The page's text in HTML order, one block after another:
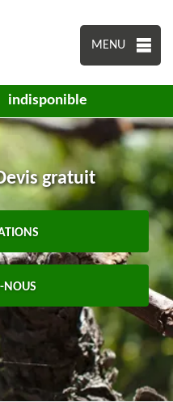
MENU
indisponible
gratuit
NOUS